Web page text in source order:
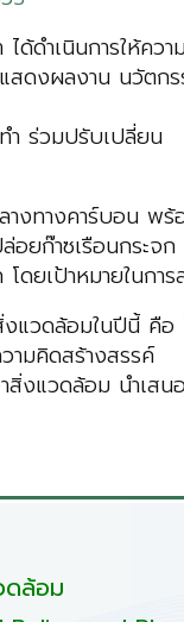
ดำเนินการให้ควา
สดงผลงาน นวัต
ำ ร่วมปรับเปลี่ยน
งทางคาร์บอน พ
ยก๊าซเรือนกร
เป้าหมายในกา
แวดล้อมในปีนี้ คือ
ามคิดสร้างสรรค์
าสิ่งแวดล้อม น
ดล้อม